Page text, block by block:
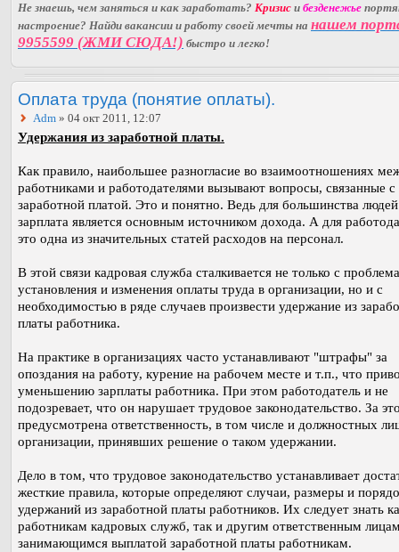
Не знаешь, чем заняться и как заработать? Кризис и безденежье
настроение? Найди вакансии и работу своей мечты на нашем
9955599 (ЖМИ СЮДА!) быстро и легко!
Оплата труда (понятие оплаты).
Adm » 04 окт 2011, 12:07
Удержания из заработной платы.
Как правило, наибольшее разногласие во взаимоотношениях
работниками и работодателями вызывают вопросы, связанные с
заработной платой. Это и понятно. Ведь для большинства людей
зарплата является основным источником дохода. А для
это одна из значительных статей расходов на персонал.
В этой связи кадровая служба сталкивается не только с
установления и изменения оплаты труда в организации, но и с
необходимостью в ряде случаев произвести удержание из
платы работника.
На практике в организациях часто устанавливают "штрафы" за
опоздания на работу, курение на рабочем месте и т.п., что
уменьшению зарплаты работника. При этом работодатель и не
подозревает, что он нарушает трудовое законодательство. За
предусмотрена ответственность, в том числе и должностных
организации, принявших решение о таком удержании.
Дело в том, что трудовое законодательство устанавливает
жесткие правила, которые определяют случаи, размеры и
удержаний из заработной платы работников. Их следует знать
работникам кадровых служб, так и другим ответственным
занимающимся выплатой заработной платы работникам.